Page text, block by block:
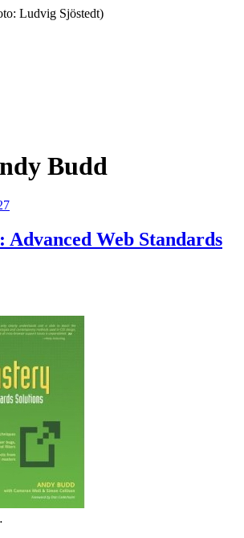
Budd
Advanced Web Standards